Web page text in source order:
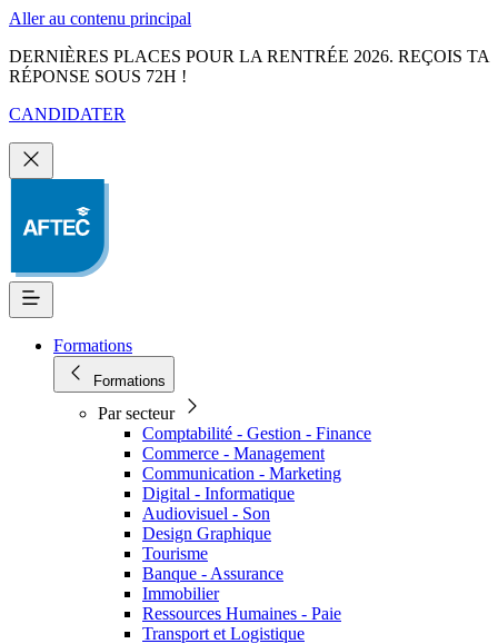
Aller au contenu principal
DERNIÈRES PLACES POUR LA RENTRÉE 2026. REÇOIS TA
RÉPONSE SOUS 72H !
CANDIDATER
Formations
Formations
Par secteur
Comptabilité - Gestion - Finance
Commerce - Management
Communication - Marketing
Digital - Informatique
Audiovisuel - Son
Design Graphique
Tourisme
Banque - Assurance
Immobilier
Ressources Humaines - Paie
Transport et Logistique